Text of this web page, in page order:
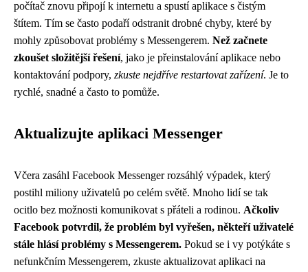
počítač znovu připojí k internetu a spustí aplikace s čistým
štítem. Tím se často podaří odstranit drobné chyby, které by
mohly způsobovat problémy s Messengerem. Než začnete
zkoušet složitější řešení, jako je přeinstalování aplikace nebo
kontaktování podpory, zkuste nejdříve restartovat zařízení. Je to
rychlé, snadné a často to pomůže.
Aktualizujte aplikaci Messenger
Včera zasáhl Facebook Messenger rozsáhlý výpadek, který
postihl miliony uživatelů po celém světě. Mnoho lidí se tak
ocitlo bez možnosti komunikovat s přáteli a rodinou. Ačkoliv
Facebook potvrdil, že problém byl vyřešen, někteří uživatelé
stále hlásí problémy s Messengerem. Pokud se i vy potýkáte s
nefunkčním Messengerem, zkuste aktualizovat aplikaci na